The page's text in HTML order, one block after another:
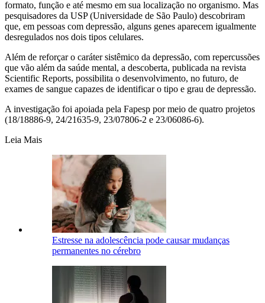
formato, função e até mesmo em sua localização no organismo. Mas
pesquisadores da USP (Universidade de São Paulo) descobriram
que, em pessoas com depressão, alguns genes aparecem igualmente
desregulados nos dois tipos celulares.
Além de reforçar o caráter sistêmico da depressão, com repercussões
que vão além da saúde mental, a descoberta, publicada na revista
Scientific Reports, possibilita o desenvolvimento, no futuro, de
exames de sangue capazes de identificar o tipo e grau de depressão.
A investigação foi apoiada pela Fapesp por meio de quatro projetos
(18/18886-9, 24/21635-9, 23/07806-2 e 23/06086-6).
Leia Mais
Estresse na adolescência pode causar mudanças
permanentes no cérebro